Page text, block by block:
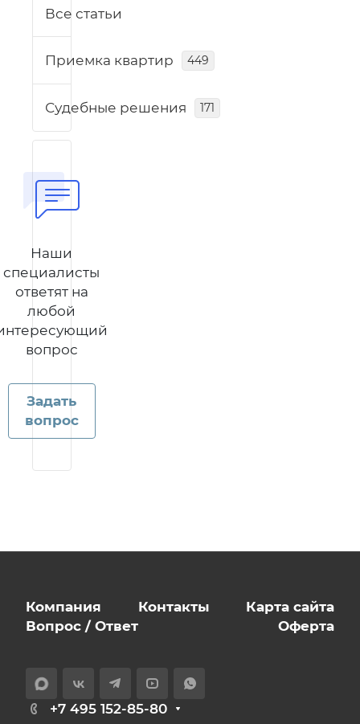
Все статьи
Приемка квартир 449
Судебные решения 171
Наши
специалисты
ответят на
любой
вопрос
Задать
вопрос
Компания Контакты
Карта сайта
Вопрос / Ответ
Оферта
+7 495 152-85-80